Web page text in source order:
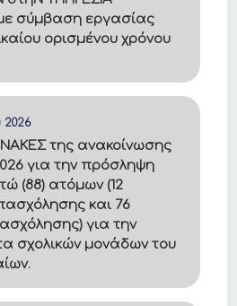
σύμβαση εργασίας
ορισμένου χρόνου
2026
της ανακοίνωσης
για την πρόσληψη
(88) ατόμων (12
και 76
για την
σχολικών μονάδων του